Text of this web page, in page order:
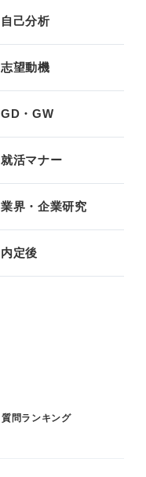
自己分析
志望動機
GD・GW
就活マナー
業界・企業研究
内定後
質問ランキング